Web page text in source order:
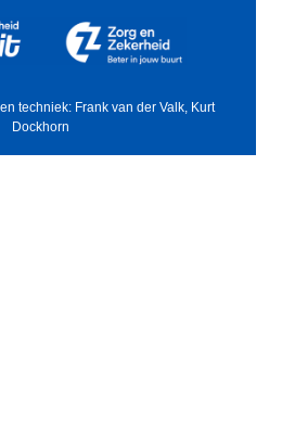
techniek: Frank van der Valk, Kurt
Dockhorn